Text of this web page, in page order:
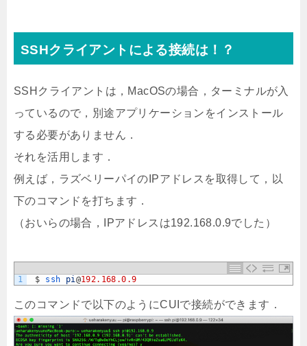
SSHクライアントによる接続は！？
SSHクライアントは，MacOSの場合，ターミナルが入
っているので，別途アプリケーションをインストール
する必要がありません．
それを活用します．
例えば，ラズベリーパイのIPアドレスを取得して，以
下のコマンドを打ちます．
（おいらの場合，IPアドレスは192.168.0.9でした）
1 $ ssh pi@192.168.0.9
このコマンドで以下のようにCUIで接続ができます．